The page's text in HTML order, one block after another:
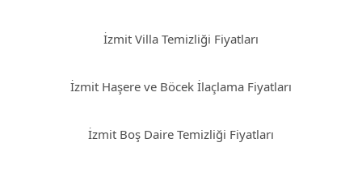
İzmit Villa Temizliği Fiyatları
İzmit Haşere ve Böcek İlaçlama Fiyatları
İzmit Boş Daire Temizliği Fiyatları